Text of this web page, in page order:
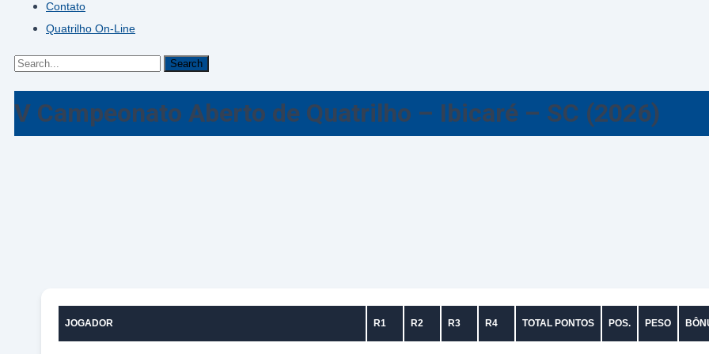
Contato
Quatrilho On-Line
Search
V Campeonato Aberto de Quatrilho – Ibicaré – SC (2026)
JOGADOR R1 R2 R3 R4 TOTAL PONTOS POS. PESO